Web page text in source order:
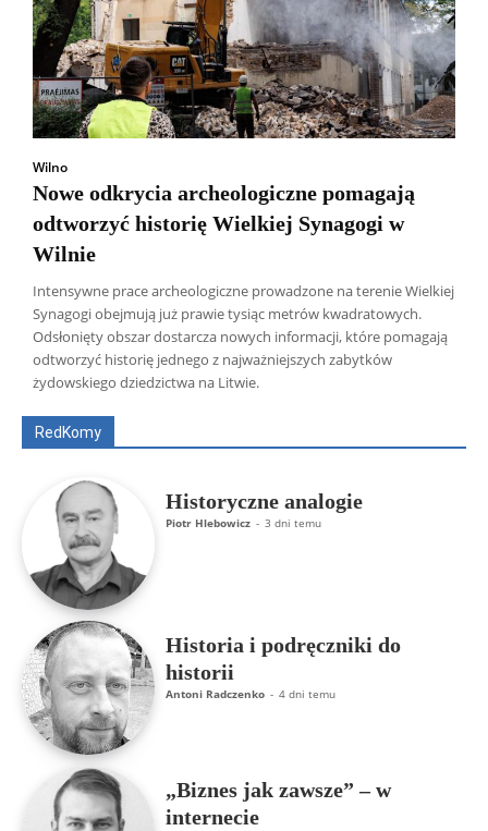
Wilno
Nowe odkrycia archeologiczne pomagają
odtworzyć historię Wielkiej Synagogi w
Wilnie
Intensywne prace archeologiczne prowadzone na terenie Wielkiej
Synagogi obejmują już prawie tysiąc metrów kwadratowych.
Odsłonięty obszar dostarcza nowych informacji, które pomagają
odtworzyć historię jednego z najważniejszych zabytków
żydowskiego dziedzictwa na Litwie.
RedKomy
Wszyscy Aleksander Borowik
Antoni Radczenko
Artur Płokszto
Grzegorz Górny
ks. Jarosław Wąsowicz SDB
Historyczne analogie
Piotr Hlebowicz - 3 dni temu
Historia i podręczniki do
historii
Antoni Radczenko - 4 dni temu
„Biznes jak zawsze” – w
internecie